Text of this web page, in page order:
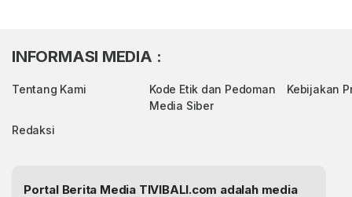
INFORMASI MEDIA :
Tentang Kami
Kode Etik dan Pedoman
Media Siber
Kebijakan
Redaksi
Portal Berita Media TIVIBALI.com adalah media